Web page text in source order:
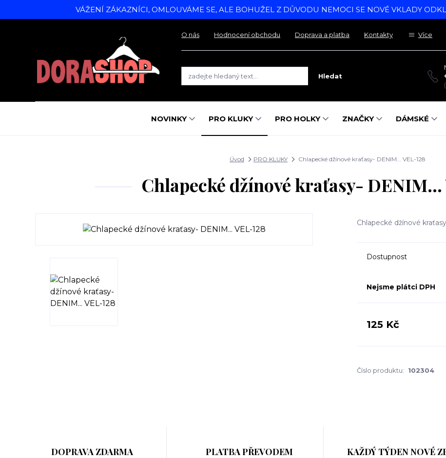
VÁŽENÍ ZÁKAZNÍCI, OMLOUVÁME SE, ALE BOHUŽEL Z DŮVODU NEMOCI SE NOVÉ VKLADY
O nás Hodnocení obchodu Doprava a platba Kontakty Více
Hledat
NOVINKY PRO KLUKY PRO HOLKY ZNAČKY DÁMSKÉ
Úvod PRO KLUKY Chlapecké džínové kraťasy- DENIM... VEL-128
Chlapecké džínové kraťasy- DENIM...
Chlapecké džínové
Dostupnost
Nejsme plátci DPH
125 Kč
Číslo produktu: 102304
DOPRAVA ZDARMA PLATBA PŘEVODEM KAŽDÝ TÝDEN NOVÉ